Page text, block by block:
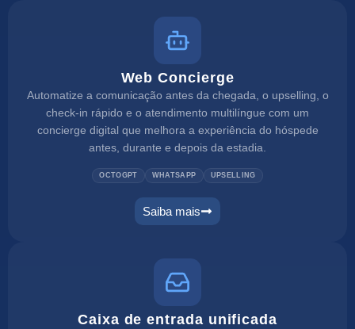
Web Concierge
Automatize a comunicação antes da chegada, o upselling, o
check-in rápido e o atendimento multilíngue com um
concierge digital que melhora a experiência do hóspede
antes, durante e depois da estadia.
OCTOGPT WHATSAPP UPSELLING
Saiba mais
Caixa de entrada unificada